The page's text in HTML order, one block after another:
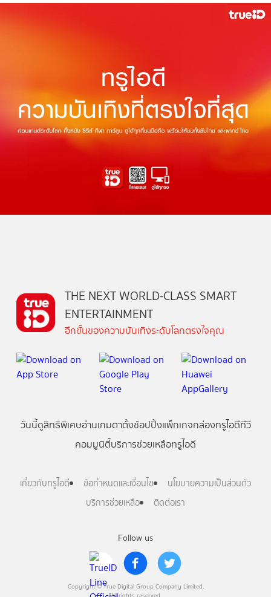
Follow us
Copyright © True Digital Group Company Limited.
THE NEXT WORLD-CLASS SMART
ENTERTAINMENT
อีกขั้นของความบันเทิงระดับโลกตรงใจคุณ
วันนี้ดูสิทธิพิเศษอ่านเกมตาตั้งช้อปปิ้งแพ็กเกจกล่องทรูไอดีทีวี
คอมมูนิตี้บริการช่วยเหลือทรูไอดี
เกี่ยวกับทรูไอดี ข้อกำหนดและเงื่อนไข
นโยบายความเป็นส่วนตัว
บริการช่วยเหลือ
ติดต่อเรา